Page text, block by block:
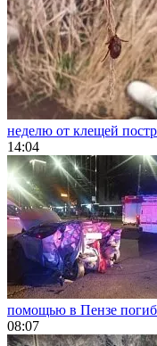
неделю от клещей
14:04
помощью в Пензе
08:07